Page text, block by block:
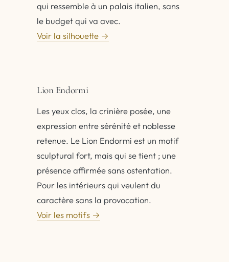
qui ressemble à un palais italien, sans
le budget qui va avec.
Voir la silhouette →
Lion Endormi
Les yeux clos, la crinière posée, une
expression entre sérénité et noblesse
retenue. Le Lion Endormi est un motif
sculptural fort, mais qui se tient ; une
présence affirmée sans ostentation.
Pour les intérieurs qui veulent du
caractère sans la provocation.
Voir les motifs →